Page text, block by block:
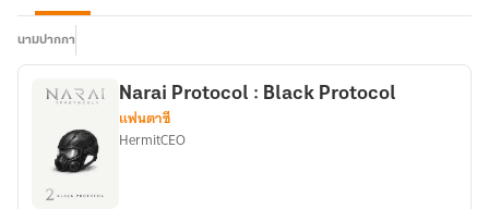
นามปากกา
Narai Protocol : Black Protocol
แฟนตาซี
HermitCEO